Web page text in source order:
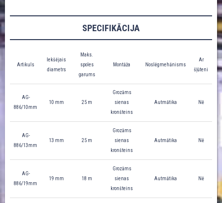
SPECIFIKĀCIJA
Artikuls
Iekšējais
diametrs
Maks.
spoles
garums
Montāža Noslēgmehānisms
Ar
šļūteni
AG-
886/10mm
10 mm 25 m
Grozāms
sienas
kronšteins
Autmātika Nē
AG-
886/13mm
13 mm 25 m
Grozāms
sienas
kronšteins
Autmātika Nē
AG-
886/19mm
19 mm 18 m
Grozāms
sienas
kronšteins
Autmātika Nē